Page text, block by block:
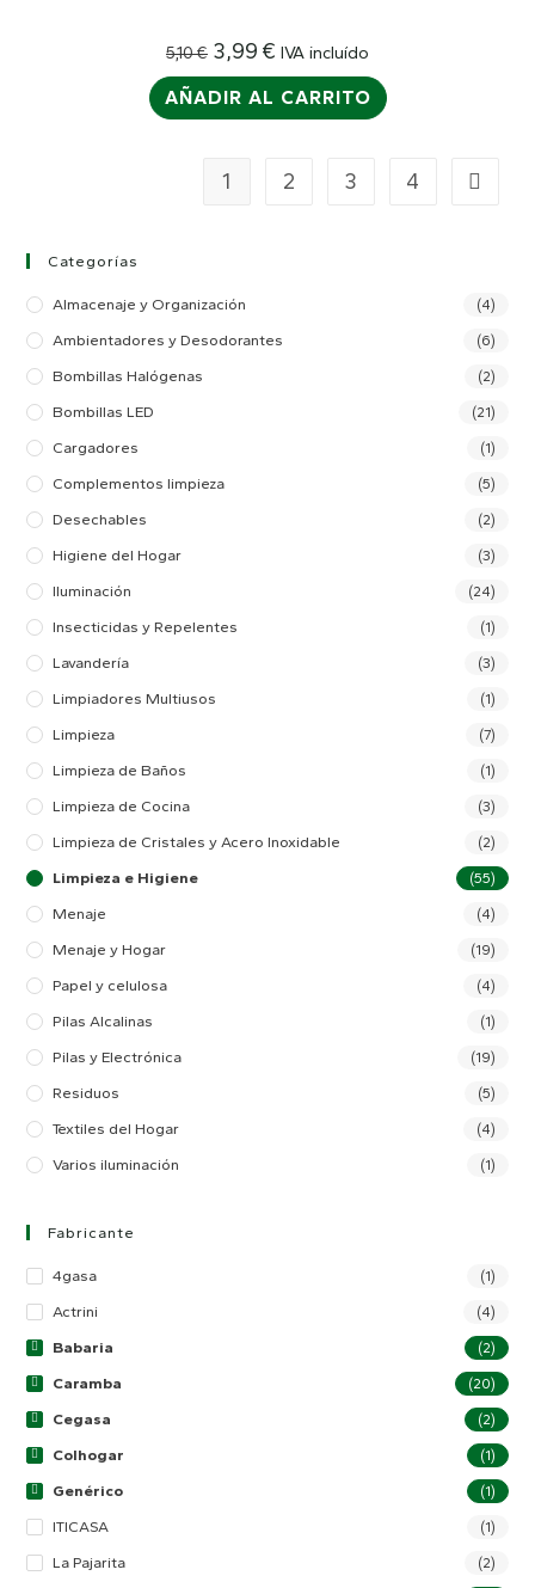
5,10€ 3,99 € IVA incluído
AÑADIR AL CARRITO
1 2 3 4
Categorías
Almacenaje y Organización (4)
Ambientadores y Desodorantes (6)
Bombillas Halógenas (2)
Bombillas LED (21)
Cargadores (1)
Complementos limpieza (5)
Desechables (2)
Higiene del Hogar (3)
Iluminación (24)
Insecticidas y Repelentes (1)
Lavandería (3)
Limpiadores Multiusos (1)
Limpieza (7)
Limpieza de Baños (1)
Limpieza de Cocina (3)
Limpieza de Cristales y Acero Inoxidable (2)
Limpieza e Higiene (55)
Menaje (4)
Menaje y Hogar (19)
Papel y celulosa (4)
Pilas Alcalinas (1)
Pilas y Electrónica (19)
Residuos (5)
Textiles del Hogar (4)
Varios iluminación (1)
Fabricante
4gasa (1)
Actrini (4)
Babaria (2)
Caramba (20)
Cegasa (2)
Colhogar (1)
Genérico (1)
ITICASA (1)
La Pajarita (2)